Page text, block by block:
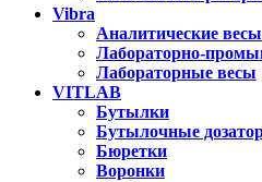
Vibra
Аналитические весы
Лабораторно-
Лабораторные весы
VITLAB
Бутылки
Бутылочные
Бюретки
Воронки